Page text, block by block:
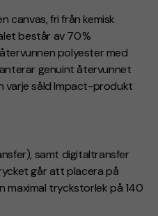
canvas, fri från kemisk
består av 70 %
polyester med
genuint återvunnet
varje såld Impact-produkt
samt digitaltransfer
går att placera på
maximal tryckstorlek på 140